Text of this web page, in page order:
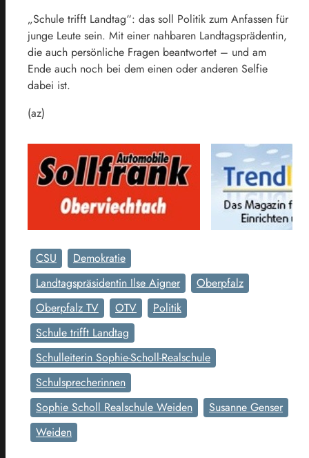
„Schule trifft Landtag“: das soll Politik zum Anfassen für
junge Leute sein. Mit einer nahbaren Landtagsprädentin,
die auch persönliche Fragen beantwortet – und am
Ende auch noch bei dem einen oder anderen Selfie
dabei ist.
(az)
CSU
Demokratie
Landtagspräsidentin Ilse Aigner
Oberpfalz
Oberpfalz TV
OTV
Politik
Schule trifft Landtag
Schulleiterin Sophie-Scholl-Realschule
Schulsprecherinnen
Sophie Scholl Realschule Weiden
Susanne Genser
Weiden